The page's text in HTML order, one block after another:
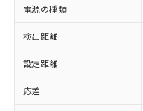
電源の種類
検出距離
設定距離
応差